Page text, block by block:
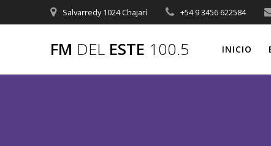
al
Salvarredy 1024 Chajarí +54 9 3456 622584
FM DEL ESTE 100.5 INICIO